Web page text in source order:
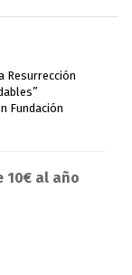
Resurrección
Fundación
10€ al año